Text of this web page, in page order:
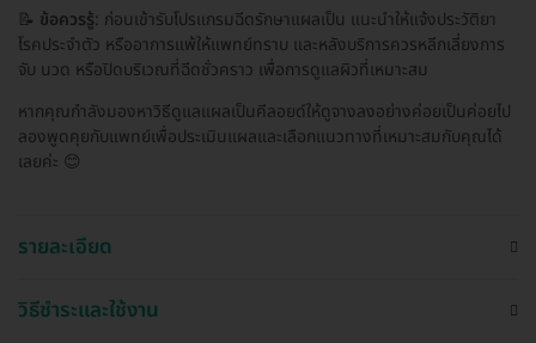
📝 ข้อควรรู้: ก่อนเข้ารับโปรแกรมฉีดรักษาแผลเป็น แนะนำให้แจ้งประวัติยา
โรคประจำตัว หรืออาการแพ้ให้แพทย์ทราบ และหลังบริการควรหลีกเลี่ยงการ
จับ นวด หรือปิดบริเวณที่ฉีดชั่วคราว เพื่อการดูแลผิวที่เหมาะสม
หากคุณกำลังมองหาวิธีดูแลแผลเป็นคีลอยด์ให้ดูจางลงอย่างค่อยเป็นค่อยไป
ลองพูดคุยกับแพทย์เพื่อประเมินแผลและเลือกแนวทางที่เหมาะสมกับคุณได้
เลยค่ะ 😊
รายละเอียด
วิธีชำระและใช้งาน